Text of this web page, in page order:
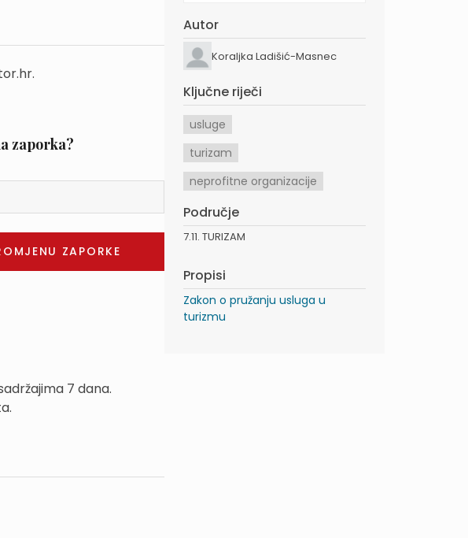
zaporka?
7 dana.
Autor
Koraljka Ladišić-Masnec
Ključne riječi
usluge
turizam
neprofitne organizacije
Područje
7.11. TURIZAM
Propisi
Zakon o pružanju usluga u
turizmu